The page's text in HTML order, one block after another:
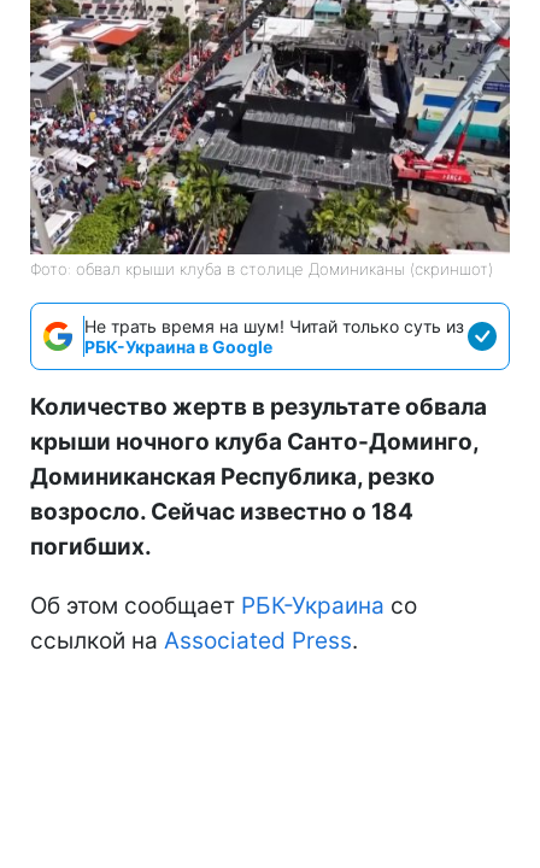
Фото: обвал крыши клуба в столице Доминиканы (скриншот)
Не трать время на шум! Читай только суть из
РБК-Украина в Google
Количество жертв в результате обвала
крыши ночного клуба Санто-Доминго,
Доминиканская Республика, резко
возросло. Сейчас известно о 184
погибших.
Об этом сообщает РБК-Украина со
ссылкой на Associated Press.